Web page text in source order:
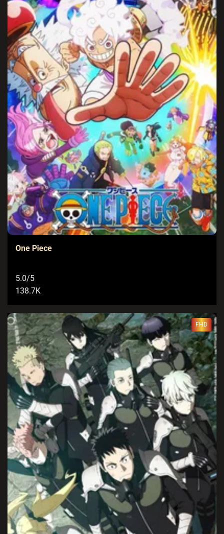
One Piece
5.0/5
138.7K
FHD